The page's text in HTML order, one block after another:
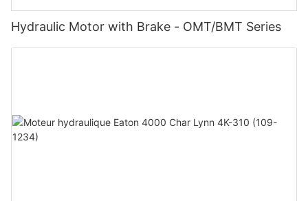
Hydraulic Motor with Brake - OMT/BMT Series